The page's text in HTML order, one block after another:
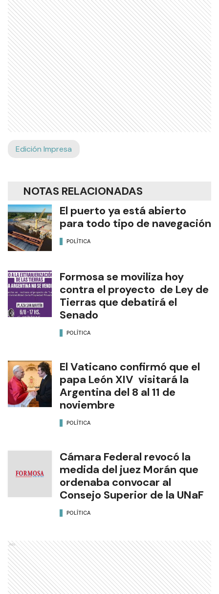
Edición Impresa
NOTAS RELACIONADAS
El puerto ya está abierto
para todo tipo de navegación
POLÍTICA
Formosa se moviliza hoy
contra el proyecto de Ley de
Tierras que debatirá el
Senado
POLÍTICA
El Vaticano confirmó que el
papa León XIV visitará la
Argentina del 8 al 11 de
noviembre
POLÍTICA
Cámara Federal revocó la
medida del juez Morán que
ordenaba convocar al
Consejo Superior de la UNaF
POLÍTICA
Ads